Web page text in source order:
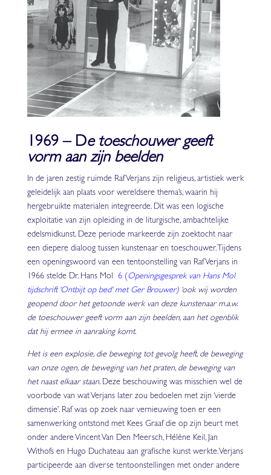
1969 – De toeschouwer geeft
vorm aan zijn beelden
In de jaren zestig ruimde Raf Verjans zijn religieus, artistiek werk
geleidelijk aan plaats voor wereldsere thema’s, waarin hij
hergebruikte materialen integreerde. Dit was een logische
exploitatie van zijn opleiding in de liturgische, ambachtelijke
edelsmidkunst. Deze periode markeerde zijn zoektocht naar
een diepere dialoog tussen kunstenaar en toeschouwer. Tijdens
een openingswoord van een tentoonstelling van Raf Verjans in
1966 stelde Dr. Hans Mol 6 ( Openingsgesprek van Hans Mol
tijdschrift ‘Ontbijt op bed‘ met Ger Brouwer)‘ook wij worden
geopend door het getoonde werk van deze kunstenaar m.a.w.
de toeschouwer geeft vorm aan zijn beelden, aan het ogenblik
dat hij ermee in aanraking komt.
Het is een explosie, die beweging tot gevolg heeft, de beweging
van onze ogen, de beweging van het praten, de beweging van
het naast elkaar staan. Deze beschouwing was misschien wel de
voorbode van wat Verjans later zou bedoelen met zijn ‘vierde
dimensie’. Raf was op zoek naar vernieuwing toen er een
samenwerking ontstond met Kees Graaf die op zijn beurt met
onder andere Vincent Van Den Meersch, Hélène Keil, Jan
Withofs en Hugo Duchateau aan grafische kunst werkte. Verjans
participeerde aan diverse tentoonstellingen met onder andere